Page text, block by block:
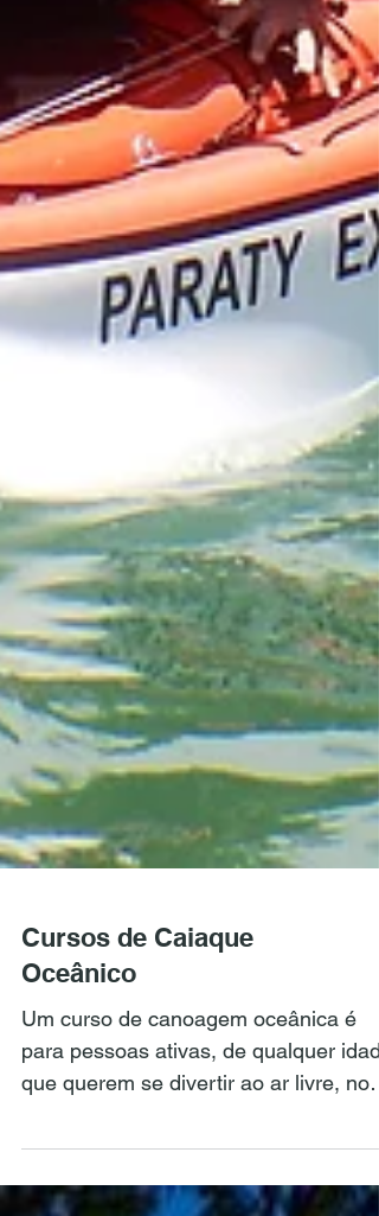
Cursos de Caiaque
Oceânico
Um curso de canoagem oceânica é
para pessoas ativas, de qualquer